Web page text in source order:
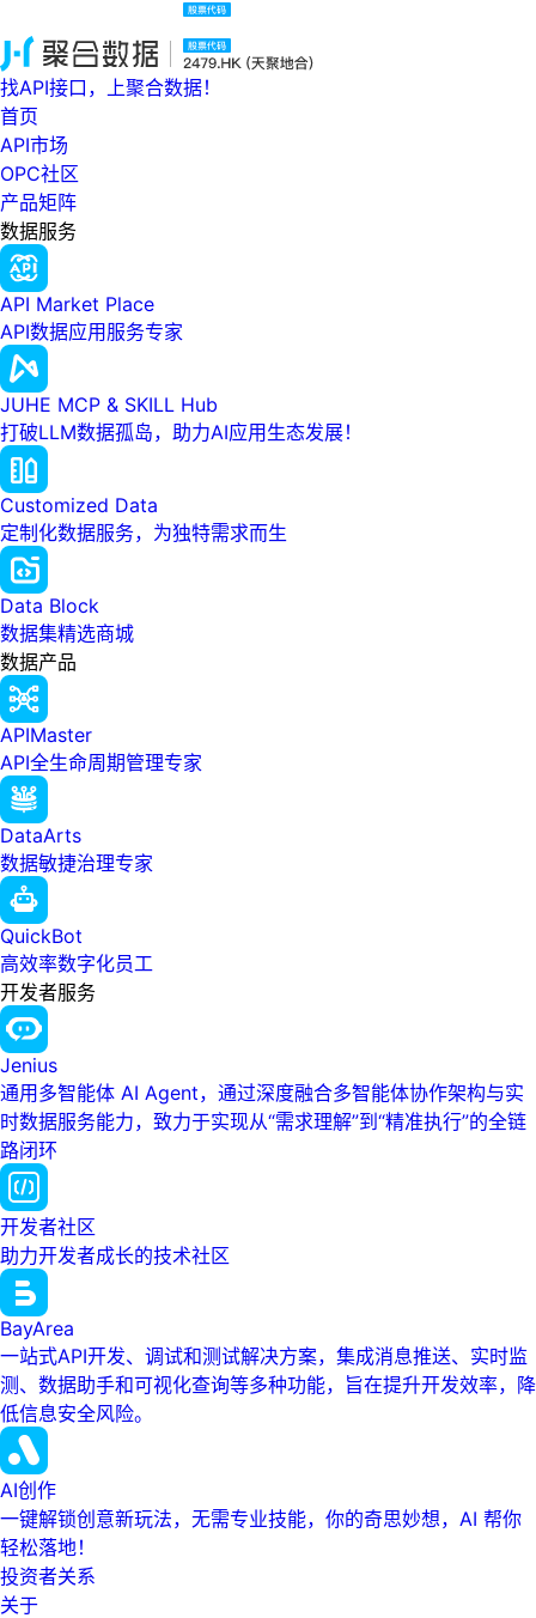
找API接口，上聚合数据！
首页
API市场
OPC社区
产品矩阵
数据服务
API Market Place
API数据应用服务专家
JUHE MCP & SKILL Hub
打破LLM数据孤岛，助力AI应用生态发展！
Customized Data
定制化数据服务，为独特需求而生
Data Block
数据集精选商城
数据产品
APIMaster
API全生命周期管理专家
DataArts
数据敏捷治理专家
QuickBot
高效率数字化员工
开发者服务
Jenius
通用多智能体 AI Agent，通过深度融合多智能体协作架构与实
时数据服务能力，致力于实现从“需求理解”到“精准执行”的全链
路闭环
开发者社区
助力开发者成长的技术社区
BayArea
一站式API开发、调试和测试解决方案，集成消息推送、实时监
测、数据助手和可视化查询等多种功能，旨在提升开发效率，降
低信息安全风险。
AI创作
一键解锁创意新玩法，无需专业技能，你的奇思妙想，AI 帮你
轻松落地！
投资者关系
关于